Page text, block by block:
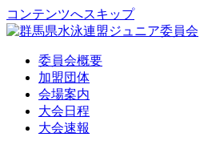
コンテンツへスキップ
委員会概要
加盟団体
会場案内
大会日程
大会速報